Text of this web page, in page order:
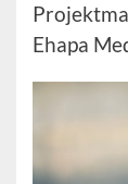
Ehapa